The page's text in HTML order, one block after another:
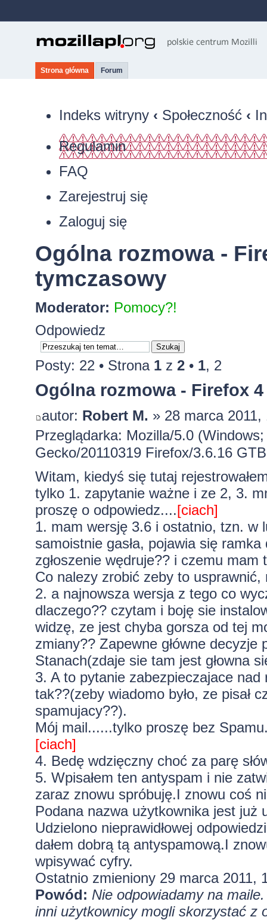
Strona główna Forum
Indeks witryny ‹ Społeczność ‹
Regulamin
FAQ
Zarejestruj się
Zaloguj się
Ogólna rozmowa -
tymczasowy
Moderator: Pomocy?!
Odpowiedz
Posty: 22 • Strona 1z 2• 1, 2
Ogólna rozmowa - Firefox
autor: Robert M. » 28 marca 2011,
Przeglądarka: Mozilla/5.0
Gecko/20110319 Firefox/3.6.16
Witam, kiedyś się tutaj
tylko 1. zapytanie ważne i ze 2, 3.
proszę o odpowiedz....[ciach]
1. mam wersję 3.6 i ostatnio, tzn. w
samoistnie gasła, pojawia się
zgłoszenie wędruje?? i czemu
Co nalezy zrobić zeby to usprawnić,
2. a najnowsza wersja z tego co
dlaczego?? czytam i boję sie
widzę, ze jest chyba gorsza od tej
zmiany?? Zapewne główne decyzje
Stanach(zdaje sie tam jest głowna
3. A to pytanie zabezpieczajace
tak??(zeby wiadomo było, ze pisał
spamujacy??).
Mój mail......tylko proszę bez
[ciach]
4. Bedę wdzięczny choć za parę
5. Wpisałem ten antyspam i nie
zaraz znowu spróbuję.I znowu coś
Podana nazwa użytkownika jest już
Udzielono nieprawidłowej
dałem dobrą tą antyspamową.I
wpisywać cyfry.
Ostatnio zmieniony 29 marca 2011,
Powód: Nie odpowiadamy na
inni użytkownicy mogli skorzystać z